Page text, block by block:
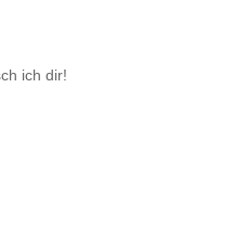
ich dir!